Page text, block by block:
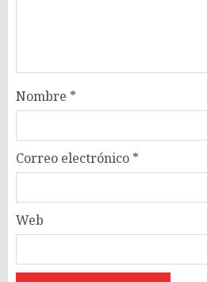
Nombre *
Correo electrónico *
Web